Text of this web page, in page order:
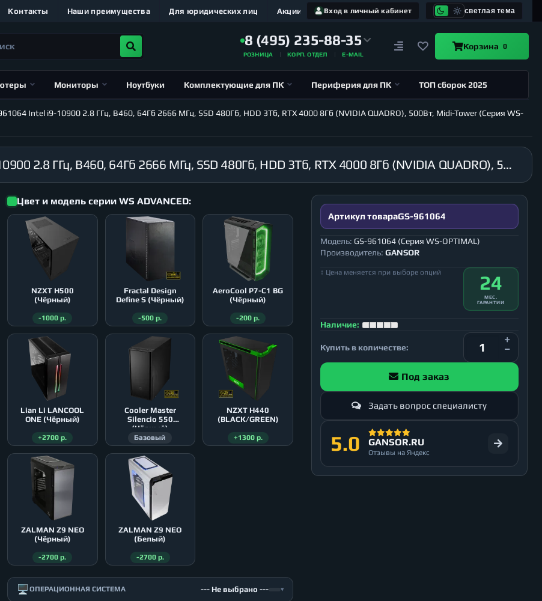
Вход в личный кабинет светлая тема
Контакты Наши преимущества Для юридических лиц Акции
8 (495) 235-88-35
РОЗНИЦА КОРП. ОТДЕЛ E-MAIL
Корзина 0
Мониторы Ноутбуки Комплектующие для ПК Периферия для ПК ТОП сборок 2025
Intel i9-10900 2.8 ГГц, B460, 64Гб 2666 МГц, SSD 480Гб, HDD 3Тб, RTX 4000 8Гб (NVIDIA QUADRO), 500Вт, Midi-Tower (Серия WS-
Рабочая станция GANSOR-961064 Intel i9-10900 2.8 ГГц, B460, 64Гб 2666 МГц, SSD 480Гб, HDD 3Тб, RTX 4000 8Гб (NVIDIA QUADRO), 500Вт, Midi-Tower (Серия WS-OPTIMAL)
Цвет и модель серии WS ADVANCED:
NZXT H500
(Чёрный)
-1000 р.
Fractal Design
Define S (Чёрный)
-500 р.
AeroСool P7-C1 BG
(Чёрный)
-200 р.
Lian Li LANCOOL
ONE (Чёрный)
+2700 р.
Cooler Master
Silencio 550
(Чёрный)
Базовый
NZXT H440
(BLACK/GREEN)
+1300 р.
ZALMAN Z9 NEO
(Чёрный)
-2700 р.
ZALMAN Z9 NEO
(Белый)
-2700 р.
🖥️ ОПЕРАЦИОННАЯ СИСТЕМА --- Не выбрано --- ▾
Артикул товараGS-961064
Модель: GS-961064 (Серия WS-OPTIMAL)
Производитель: GANSOR
↕ Цена меняется при выборе опций 24
МЕС.
ГАРАНТИИ
Наличие:
Купить в количестве:
Под заказ
Задать вопрос специалисту
5.0 GANSOR.RU
Отзывы на Яндекс